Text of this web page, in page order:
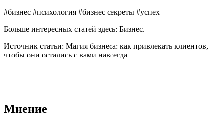
#бизнес #психология #бизнес секреты #успех
Больше интересных статей здесь: Бизнес.
Источник статьи: Магия бизнеса: как привлекать клиентов,
чтобы они остались с вами навсегда.
Мнение